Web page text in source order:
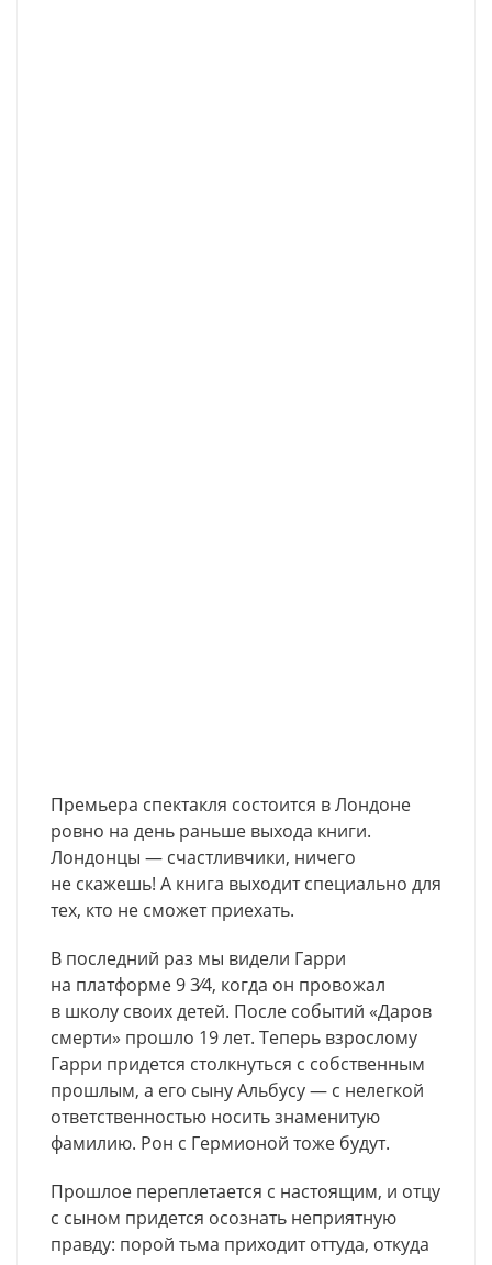
Премьера спектакля состоится в Лондоне
ровно на день раньше выхода книги.
Лондонцы — счастливчики, ничего
не скажешь! А книга выходит специально для
тех, кто не сможет приехать.
В последний раз мы видели Гарри
на платформе 9 3⁄4, когда он провожал
в школу своих детей. После событий «Даров
смерти» прошло 19 лет. Теперь взрослому
Гарри придется столкнуться с собственным
прошлым, а его сыну Альбусу — с нелегкой
ответственностью носить знаменитую
фамилию. Рон с Гермионой тоже будут.
Прошлое переплетается с настоящим, и отцу
с сыном придется осознать неприятную
правду: порой тьма приходит оттуда, откуда